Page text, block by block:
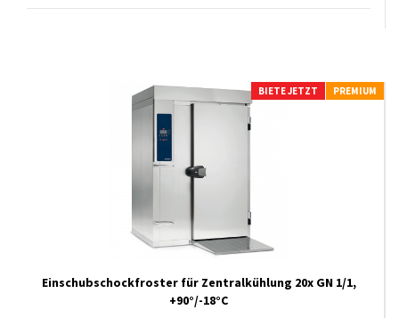
BIETE JETZT PREMIUM
Einschubschockfroster für Zentralkühlung 20x GN 1/1,
+90°/-18°C